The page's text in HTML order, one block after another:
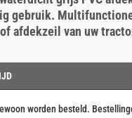
gebruik.
afdekzeil van uw
worden besteld.